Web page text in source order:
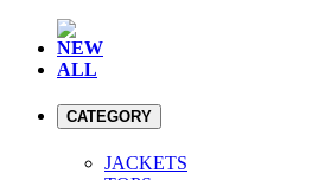
NEW
ALL
CATEGORY
JACKETS